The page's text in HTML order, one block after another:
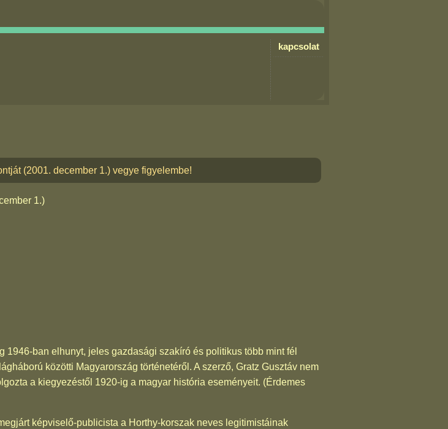
kapcsolat
(2001. december 1.) vegye figyelembe!
1.)
ban elhunyt, jeles gazdasági szakíró és politikus több mint fél
közötti Magyarország történetéről. A szerző, Gratz Gusztáv nem
a kiegyezéstől 1920-ig a magyar história eseményeit. (Érdemes
képviselő-publicista a Horthy-korszak neves legitimistáinak